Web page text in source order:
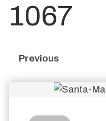
1067
Previous